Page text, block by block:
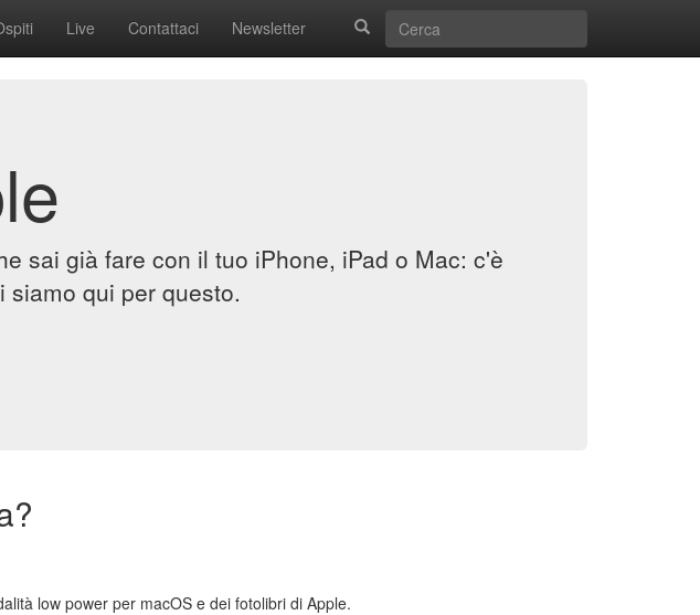
Live Contattaci Newsletter
sai già fare con il tuo iPhone, iPad o Mac: c'è
siamo qui per questo.
low power per macOS e dei fotolibri di Apple.